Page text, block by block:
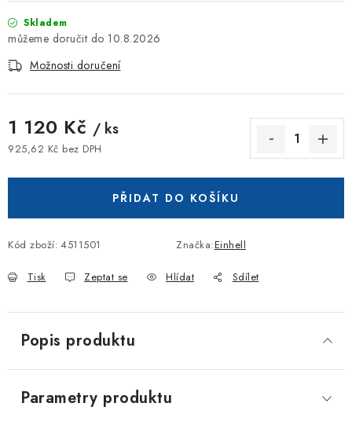
Skladem
10.8.2026
Možnosti doručení
1 120 Kč / ks
925,62 Kč bez DPH
PŘIDAT DO KOŠÍKU
Kód zboží: 4511501 Značka:Einhell
Tisk Zeptat se Hlídat Sdílet
Popis produktu
Parametry produktu